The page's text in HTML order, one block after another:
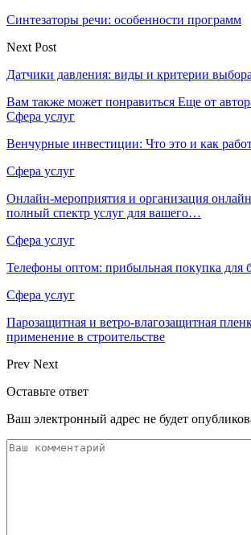
Синтезаторы речи: особенности программ
Next Post
Датчики давления: виды и критерии выбора
Вам также может понравиться Еще от
Сфера услуг
Венчурные инвестиции: Что это и как
Сфера услуг
Онлайн-мероприятия и организация
полный спектр услуг для вашего…
Сфера услуг
Телефоны оптом: прибыльная покупка для
Сфера услуг
Парозащитная и ветро-влагозащитная
применение в строительстве
Prev Next
Оставьте ответ
Ваш электронный адрес не будет